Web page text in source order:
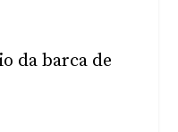
da barca de